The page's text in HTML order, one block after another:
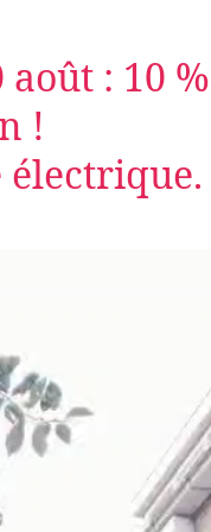
: 10
!
électrique.